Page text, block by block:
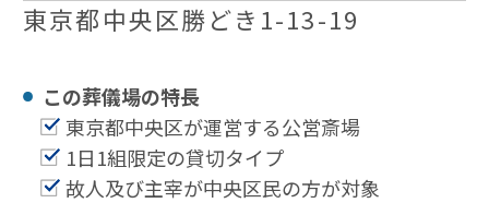
東京都中央区勝どき1-13-19
この葬儀場の特⻑
東京都中央区が運営する公営斎場
1日1組限定の貸切タイプ
故人及び主宰が中央区民の方が対象